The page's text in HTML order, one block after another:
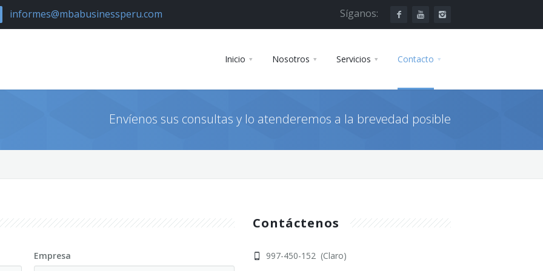
informes@mbabusinessperu.com Síganos:
Inicio Nosotros Servicios Contacto
Envíenos sus consultas y lo atenderemos a la brevedad posible
Empresa
Contáctenos
997-450-152 (Claro)